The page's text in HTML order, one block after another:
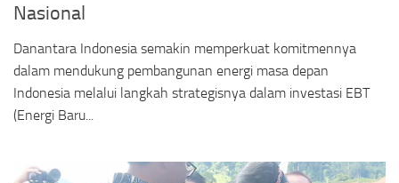
Nasional
Danantara Indonesia semakin memperkuat komitmennya
dalam mendukung pembangunan energi masa depan
Indonesia melalui langkah strategisnya dalam investasi EBT
(Energi Baru...